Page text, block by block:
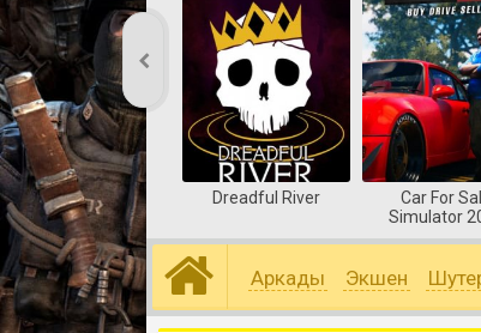
Dreadful River
Car For
Simulator
Аркады Экшен